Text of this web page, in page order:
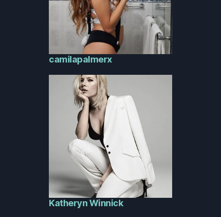
camilapalmerx
Katheryn Winnick